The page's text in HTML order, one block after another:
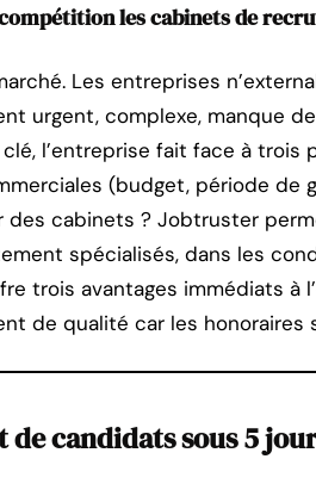
les cabinets de
Les entreprises
urgent, complexe, manque
l’entreprise fait face à trois
(budget, période de
cabinets ? Jobtruster
spécialisés, dans les
trois avantages immédiats à
de qualité car les honoraires
candidats sous 5